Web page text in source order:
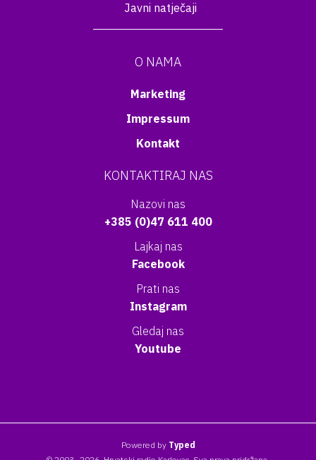
Javni natječaji
O NAMA
Marketing
Impressum
Kontakt
KONTAKTIRAJ NAS
Nazovi nas
+385 (0)47 611 400
Lajkaj nas
Facebook
Prati nas
Instagram
Gledaj nas
Youtube
Powered by Typed